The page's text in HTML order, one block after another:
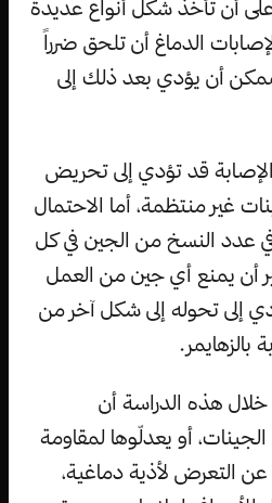
أن تأخذ شكل أنواع عديدة
الدماغ أن تلحق ضرراً
أن يؤدي بعد ذلك إلى
قد تؤدي إلى تحريض
غير منتظمة، أما الاحتمال
عدد النسخ من الجين في كل
أن يمنع أي جين من العمل
إلى تحوله إلى شكل آخر من
بالزهايمر.
خلال هذه الدراسة أن
أو يعدلّوها لمقاومة
عن التعرض لأذية دماغية،